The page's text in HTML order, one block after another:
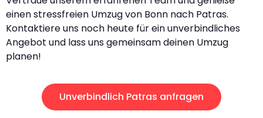
einen stressfreien Umzug von Bonn nach Patras.
Kontaktiere uns noch heute für ein unverbindliches
Angebot und lass uns gemeinsam deinen Umzug
planen!
Unverbindlich Patras anfragen